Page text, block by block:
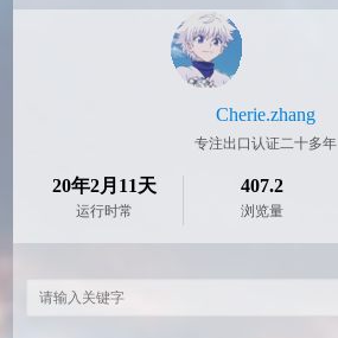
Cherie.zhang
专注出口认证二十多年
20年2月11天
运行时常
407.2
浏览量